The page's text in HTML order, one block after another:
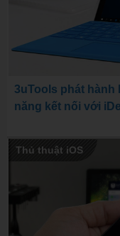
3uTools phát hành
năng kết nối với
Thủ thuật iOS